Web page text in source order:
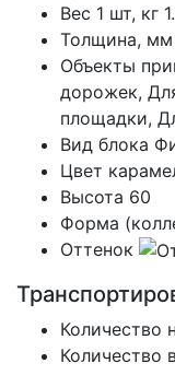
Вес 1 шт, кг
Толщина, мм
Объекты
дорожек,
площадки,
Вид блока
Цвет
Высота 60
Форма
Оттенок
Количество
Количество